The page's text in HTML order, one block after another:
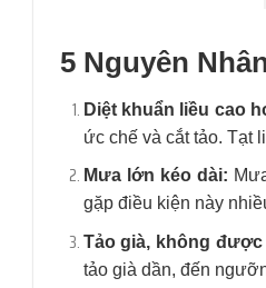
5 Nguyên
Diệt khuẩn liều cao
ức chế và cắt tảo. Tạt
Mưa lớn kéo dài:
gặp điều kiện này
Tảo già, không
tảo già dần, đến